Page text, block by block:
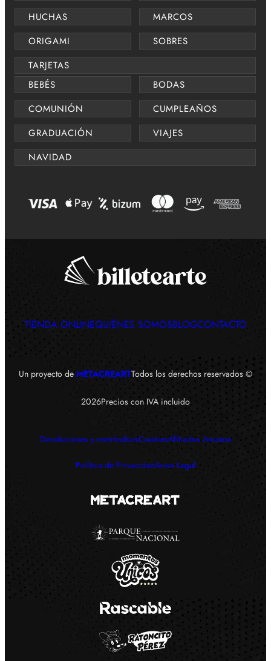
HUCHAS
MARCOS
ORIGAMI
SOBRES
TARJETAS
BEBÉS
BODAS
COMUNIÓN
CUMPLEAÑOS
GRADUACIÓN
VIAJES
NAVIDAD
TIENDA ONLINEQUIÉNES SOMOSBLOGCONTACTO
Un proyecto de METACREARTTodos los derechos reservados ©
2026Precios con IVA incluido
Devoluciones y reembolsosCookiesAfiliados Amazon
Política de PrivacidadAviso Legal